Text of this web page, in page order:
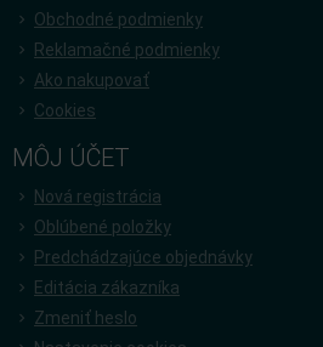
Obchodné podmienky
Reklamačné podmienky
Ako nakupovať
Cookies
MÔJ ÚČET
Nová registrácia
Oblúbené položky
Predchádzajúce objednávky
Editácia zákazníka
Zmeniť heslo